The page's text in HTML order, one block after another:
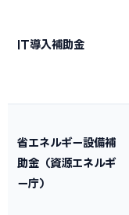
IT導入補助金
省エネルギー設備補
助金（資源エネルギ
ー庁）